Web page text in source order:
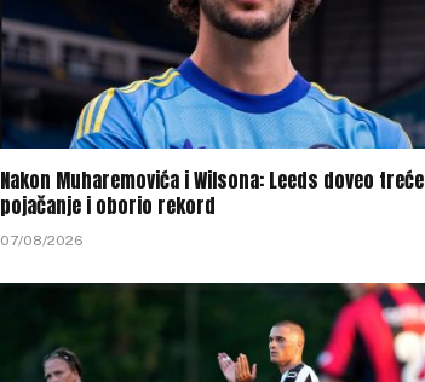
Nakon Muharemovića i Wilsona: Leeds doveo treće
pojačanje i oborio rekord
07/08/2026